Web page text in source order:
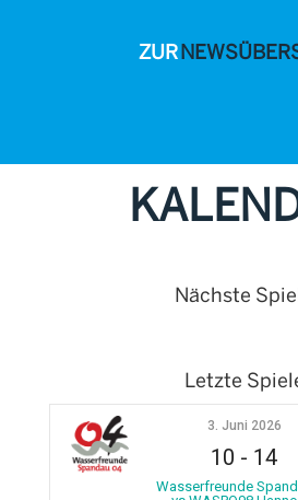
ZUR
Nächste
Letzte
3. Juni 2026
10 - 14
Wasserfreunde